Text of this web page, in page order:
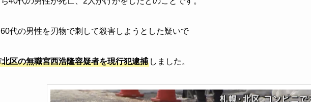
代の男性を刃物で刺して殺害しようとした疑いで
区の無職宮西浩隆容疑者を現行犯逮捕 しました。